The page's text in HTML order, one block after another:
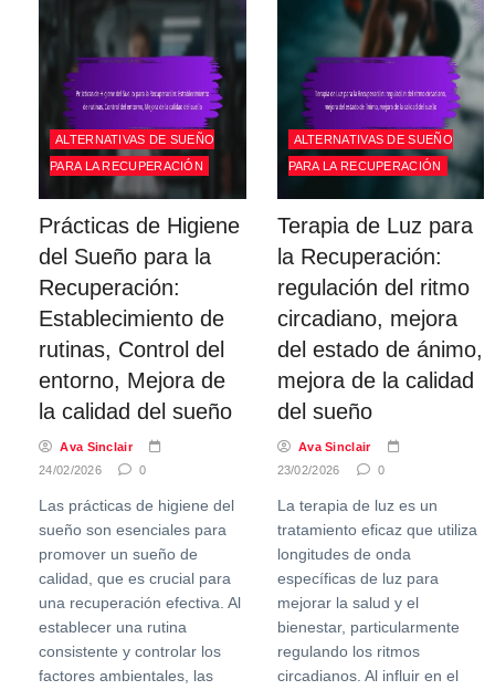
ALTERNATIVAS DE SUEÑO
PARA LA RECUPERACIÓN
Prácticas de Higiene
del Sueño para la
Recuperación:
Establecimiento de
rutinas, Control del
entorno, Mejora de
la calidad del sueño
Ava Sinclair
24/02/2026
0
Las prácticas de higiene del
sueño son esenciales para
promover un sueño de
calidad, que es crucial para
una recuperación efectiva. Al
establecer una rutina
consistente y controlar los
factores ambientales, las
ALTERNATIVAS DE SUEÑO
PARA LA RECUPERACIÓN
Terapia de Luz para
la Recuperación:
regulación del ritmo
circadiano, mejora
del estado de ánimo,
mejora de la calidad
del sueño
Ava Sinclair
23/02/2026
0
La terapia de luz es un
tratamiento eficaz que utiliza
longitudes de onda
específicas de luz para
mejorar la salud y el
bienestar, particularmente
regulando los ritmos
circadianos. Al influir en el